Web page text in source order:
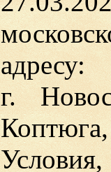
адресу:
г.